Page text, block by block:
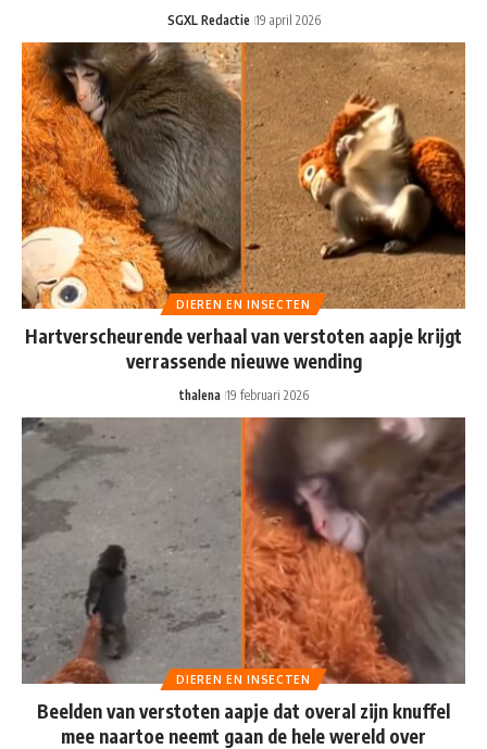
SGXL Redactie 19 april 2026
DIEREN EN INSECTEN
Hartverscheurende verhaal van verstoten aapje krijgt
verrassende nieuwe wending
thalena 19 februari 2026
DIEREN EN INSECTEN
Beelden van verstoten aapje dat overal zijn knuffel
mee naartoe neemt gaan de hele wereld over